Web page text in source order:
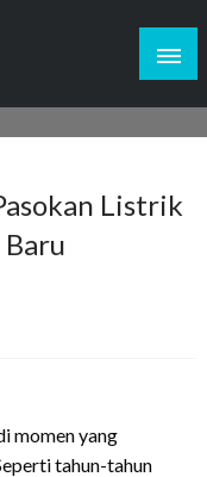
Listrik
momen yang
tahun-tahun